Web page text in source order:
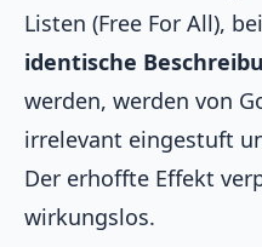
Listen (Free For All),
identische
werden, werden von
irrelevant eingestuft
Der erhoffte Effekt
wirkungslos.